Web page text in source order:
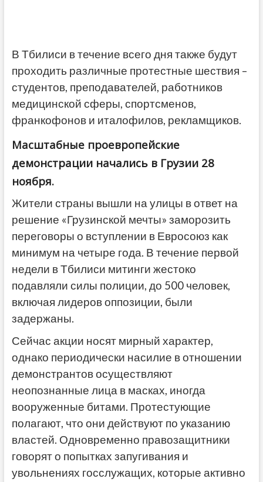
В Тбилиси в течение всего дня также будут
проходить различные протестные шествия –
студентов, преподавателей, работников
медицинской сферы, спортсменов,
франкофонов и италофилов, рекламщиков.
Масштабные проевропейские
демонстрации начались в Грузии 28
ноября.
Жители страны вышли на улицы в ответ на
решение «Грузинской мечты» заморозить
переговоры о вступлении в Евросоюз как
минимум на четыре года. В течение первой
недели в Тбилиси митинги жестоко
подавляли силы полиции, до 500 человек,
включая лидеров оппозиции, были
задержаны.
Сейчас акции носят мирный характер,
однако периодически насилие в отношении
демонстрантов осуществляют
неопознанные лица в масках, иногда
вооруженные битами. Протестующие
полагают, что они действуют по указанию
властей. Одновременно правозащитники
говорят о попытках запугивания и
увольнениях госслужащих, которые активно